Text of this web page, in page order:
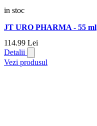
in stoc
JT URO PHARMA - 55 ml
114.99 Lei
Detalii
Vezi produsul